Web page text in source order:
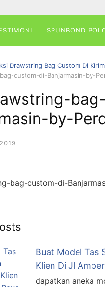
SPUNBOND
Drawstring Bag Custom Di
custom-di-Banjarmasin-by-
by-
bag-custom-di-
Buat Model Tas
Klien Di Jl
dapatkan aneka